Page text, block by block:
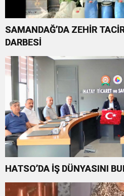
SAMANDAĞ’DA ZEHİR
DARBESİ
HATSO’DA İŞ DÜNYASINI